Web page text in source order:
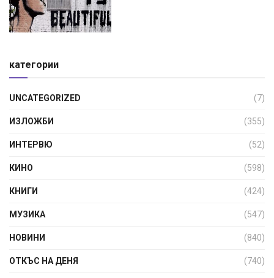
категории
UNCATEGORIZED (7)
ИЗЛОЖБИ (355)
ИНТЕРВЮ (52)
КИНО (598)
КНИГИ (424)
МУЗИКА (547)
НОВИНИ (840)
ОТКЪС НА ДЕНЯ (740)